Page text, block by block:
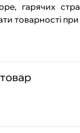
гарячих
товарності